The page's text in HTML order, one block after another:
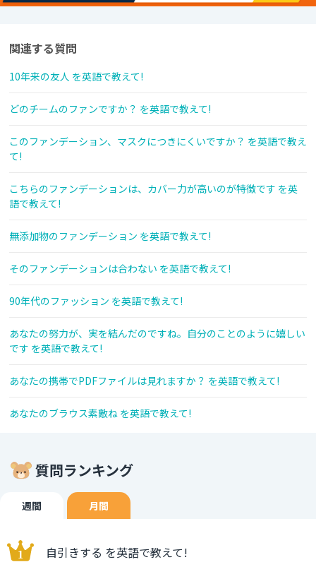
関連する質問
10年来の友人 を英語で教えて!
どのチームのファンですか？ を英語で教えて!
このファンデーション、マスクにつきにくいですか？ を英語で教え
て!
こちらのファンデーションは、カバー力が高いのが特徴です を英
語で教えて!
無添加物のファンデーション を英語で教えて!
そのファンデーションは合わない を英語で教えて!
90年代のファッション を英語で教えて!
あなたの努力が、実を結んだのですね。自分のことのように嬉しい
です を英語で教えて!
あなたの携帯でPDFファイルは見れますか？ を英語で教えて!
あなたのブラウス素敵ね を英語で教えて!
質問ランキング
週間 月間
自引きする を英語で教えて!